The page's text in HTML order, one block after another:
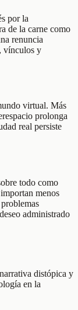
por la
de la carne como
renuncia
vínculos y
virtual. Más
prolonga
real persiste
todo como
menos
administrado
distópica y
en la